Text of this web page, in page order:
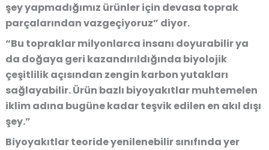
şey yapmadığımız ürünler için devasa toprak
parçalarından vazgeçiyoruz” diyor.
“Bu topraklar milyonlarca insanı doyurabilir ya
da doğaya geri kazandırıldığında biyolojik
çeşitlilik açısından zengin karbon yutakları
sağlayabilir. Ürün bazlı biyoyakıtlar muhtemelen
iklim adına bugüne kadar teşvik edilen en akıl dışı
şey.”
Biyoyakıtlar teoride yenilenebilir sınıfında yer